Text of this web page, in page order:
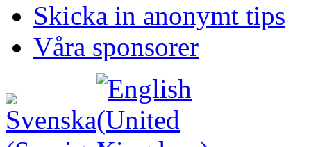
Skicka in anonymt tips
Våra sponsorer